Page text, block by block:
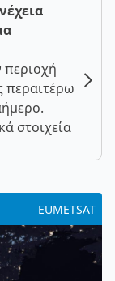
περιοχή
περαιτέρω
στοιχεία
EUMETSAT